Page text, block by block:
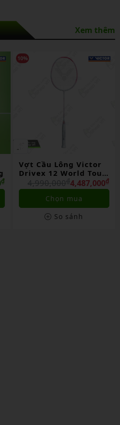
Xem thêm
10%
Vợt Cầu Lông Victor
Drivex 12 World Tour
Final 2025 Lmt Chính
Hãng
4,487,000₫
4,990,000 ₫
Chọn mua
So sánh
8%